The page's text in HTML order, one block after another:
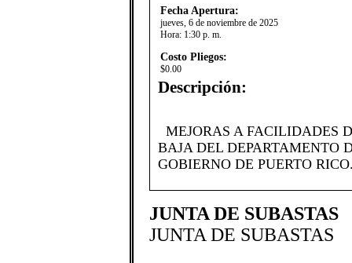
Fecha Apertura:
jueves, 6 de noviembre de 2025
Hora: 1:30 p. m.
Costo Pliegos:
$0.00
Descripción:
MEJORAS A FACILIDADES
BAJA DEL DEPARTAMENTO
GOBIERNO DE PUERTO
JUNTA DE SUBASTAS
JUNTA DE SUBASTAS